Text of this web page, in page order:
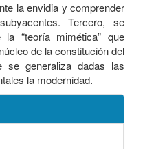
la envidia y comprender
Tercero, se
“teoría mimética” que
de la constitución del
generaliza dadas las
la modernidad.